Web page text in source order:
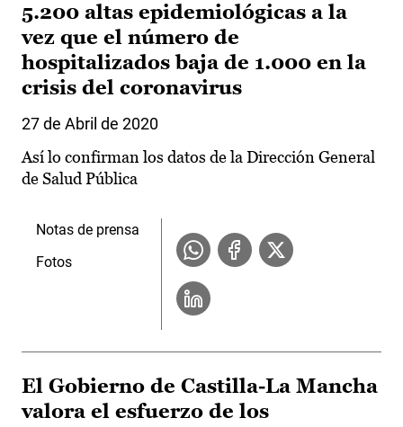
5.200 altas epidemiológicas a la
vez que el número de
hospitalizados baja de 1.000 en la
crisis del coronavirus
27 de Abril de 2020
Así lo confirman los datos de la Dirección General
de Salud Pública
Notas de prensa
Fotos
El Gobierno de Castilla-La Mancha
valora el esfuerzo de los